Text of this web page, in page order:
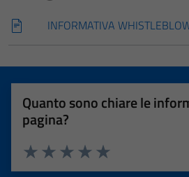
INFORMATIVA
Quanto sono chiare le
pagina?
Valuta 5 stelle su 5
Valuta 4 stelle su 5
Valuta 3 stelle su 5
Valuta 2 stelle su 5
Valuta 1 stelle su 5